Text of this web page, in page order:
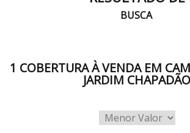
BUSCA
1 COBERTURA À VENDA EM
JARDIM CHAPADÃO